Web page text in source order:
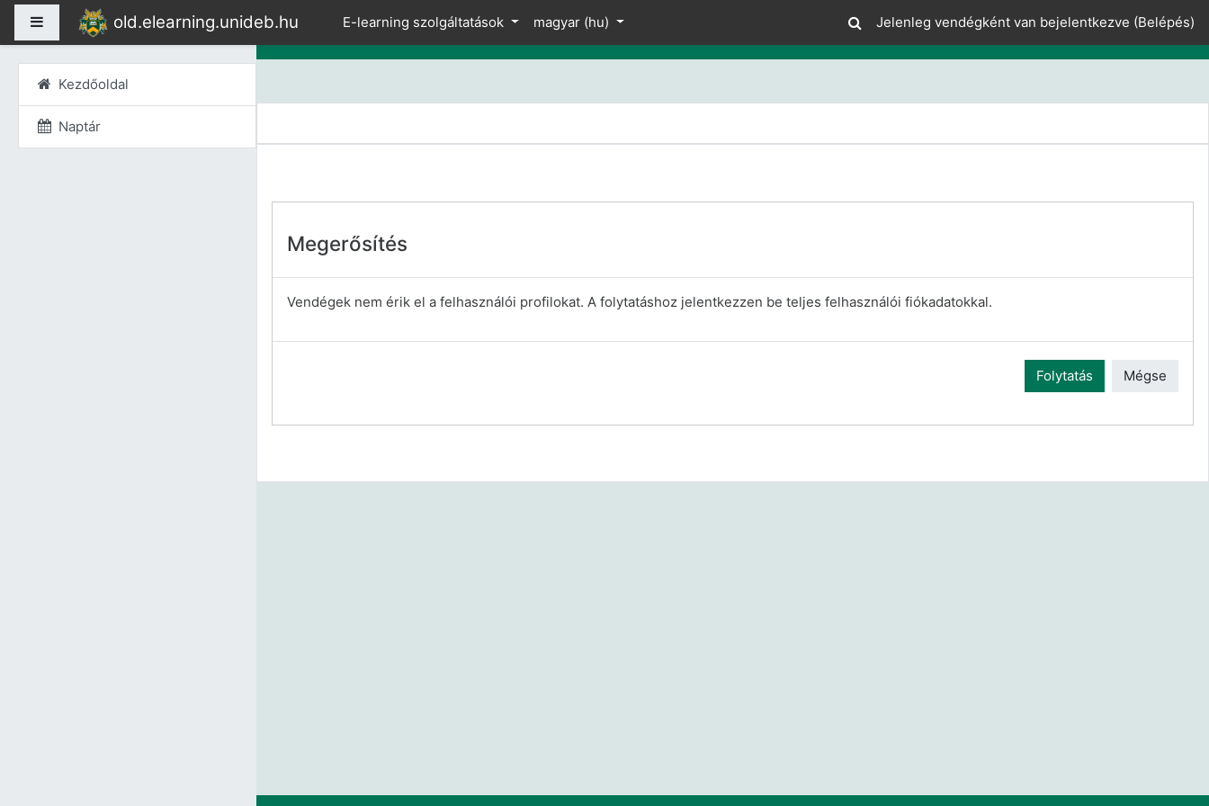
Oldalpanel old.elearning.unideb.hu E-learning szolgáltatások magyar ‎(hu)‎ Jelenleg vendégként van bejelentkezve (Belépés)
Megerősítés
Vendégek nem érik el a felhasználói profilokat. A folytatáshoz jelentkezzen be teljes felhasználói fiókadatokkal.
Folytatás Mégse
Kezdőoldal
Naptár